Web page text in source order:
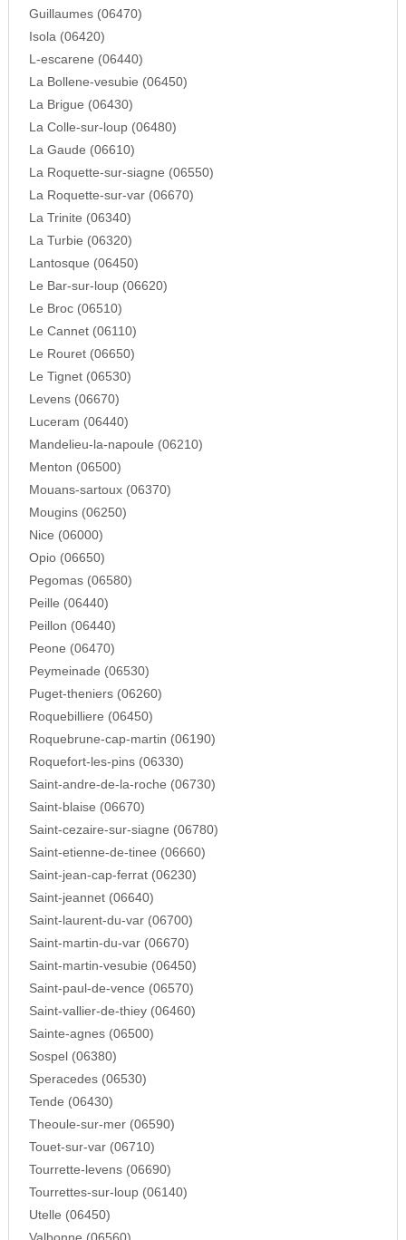
Guillaumes (06470)
Isola (06420)
L-escarene (06440)
La Bollene-vesubie (06450)
La Brigue (06430)
La Colle-sur-loup (06480)
La Gaude (06610)
La Roquette-sur-siagne (06550)
La Roquette-sur-var (06670)
La Trinite (06340)
La Turbie (06320)
Lantosque (06450)
Le Bar-sur-loup (06620)
Le Broc (06510)
Le Cannet (06110)
Le Rouret (06650)
Le Tignet (06530)
Levens (06670)
Luceram (06440)
Mandelieu-la-napoule (06210)
Menton (06500)
Mouans-sartoux (06370)
Mougins (06250)
Nice (06000)
Opio (06650)
Pegomas (06580)
Peille (06440)
Peillon (06440)
Peone (06470)
Peymeinade (06530)
Puget-theniers (06260)
Roquebilliere (06450)
Roquebrune-cap-martin (06190)
Roquefort-les-pins (06330)
Saint-andre-de-la-roche (06730)
Saint-blaise (06670)
Saint-cezaire-sur-siagne (06780)
Saint-etienne-de-tinee (06660)
Saint-jean-cap-ferrat (06230)
Saint-jeannet (06640)
Saint-laurent-du-var (06700)
Saint-martin-du-var (06670)
Saint-martin-vesubie (06450)
Saint-paul-de-vence (06570)
Saint-vallier-de-thiey (06460)
Sainte-agnes (06500)
Sospel (06380)
Speracedes (06530)
Tende (06430)
Theoule-sur-mer (06590)
Touet-sur-var (06710)
Tourrette-levens (06690)
Tourrettes-sur-loup (06140)
Utelle (06450)